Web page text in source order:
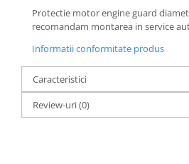
Protectie motor engine guard
recomandam montarea in service
Informatii conformitate produs
Caracteristici
Review-uri(0)